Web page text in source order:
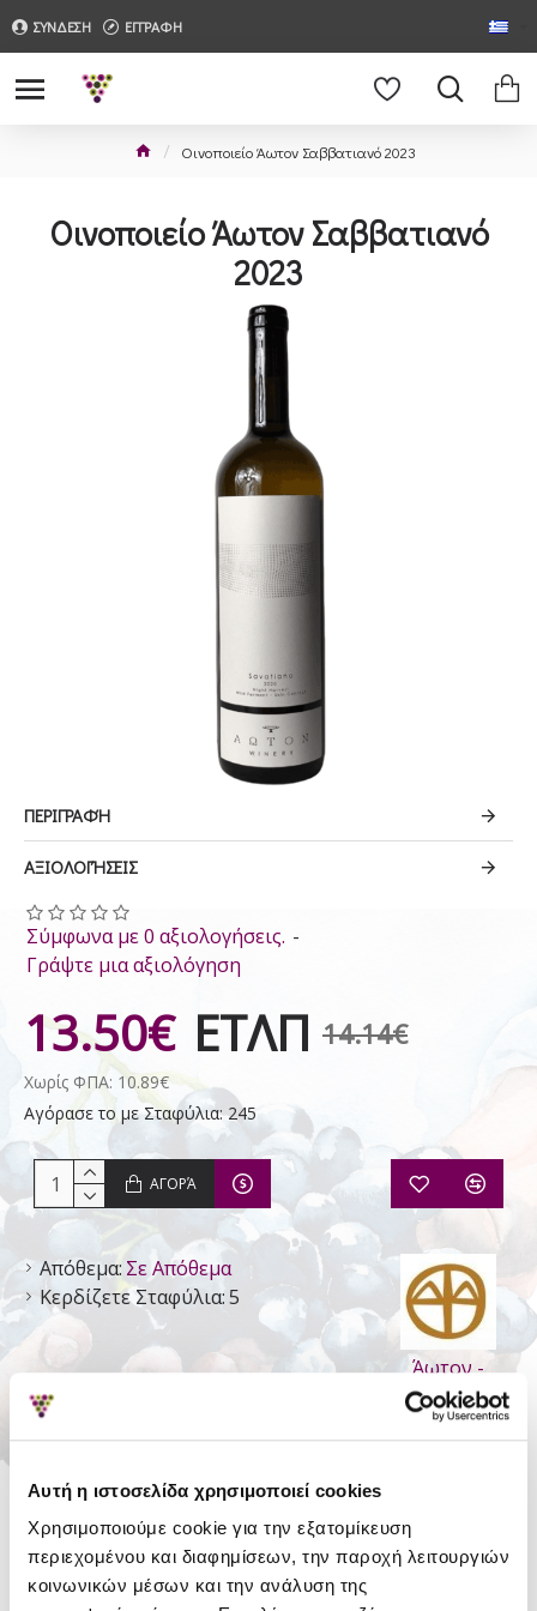
Αυτή η ιστοσελίδα χρησιμοποιεί cookies
Χρησιμοποιούμε cookie για την εξατομίκευση
περιεχομένου και διαφημίσεων, την παροχή λειτουργιών
κοινωνικών μέσων και την ανάλυση της
ΣΥΝΔΕΣΗ ΕΓΓΡΑΦΗ
Οινοποιείο Άωτον Σαββατιανό 2023
Οινοποιείο Άωτον Σαββατιανό
2023
ΠΕΡΙΓΡΑΦΉ
ΑΞΙΟΛΟΓΉΣΕΙΣ
Απόθεμα: Σε Απόθεμα
Κερδίζετε Σταφύλια:5
Άωτον -
Οινοποιείο
Σύμφωνα με 0 αξιολογήσεις. -
Γράψτε μια αξιολόγηση
ΕΤΛΠ 14.14€
13.50€
Χωρίς ΦΠΑ: 10.89€
Αγόρασε το με Σταφύλια: 245
ΑΓΟΡΆ
ΛΕΠΤΟΜΈΡΕΙΕΣ
Είδος
Ησυχος Ξηρός
Τύπος
Π.Γ.Ε. Αττική